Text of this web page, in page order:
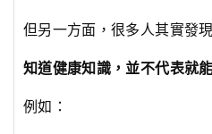
但另一方面，很多人其實發現
知道健康知識，並不代表就
例如：